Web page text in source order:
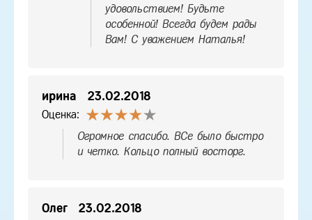
удовольствием! Будьте
особенной! Всегда будем рады
Вам! С уважением Наталья!
ирина 23.02.2018
Оценка:
Огромное спасибо. ВСе было быстро
и четко. Кольцо полный восторг.
Олег 23.02.2018